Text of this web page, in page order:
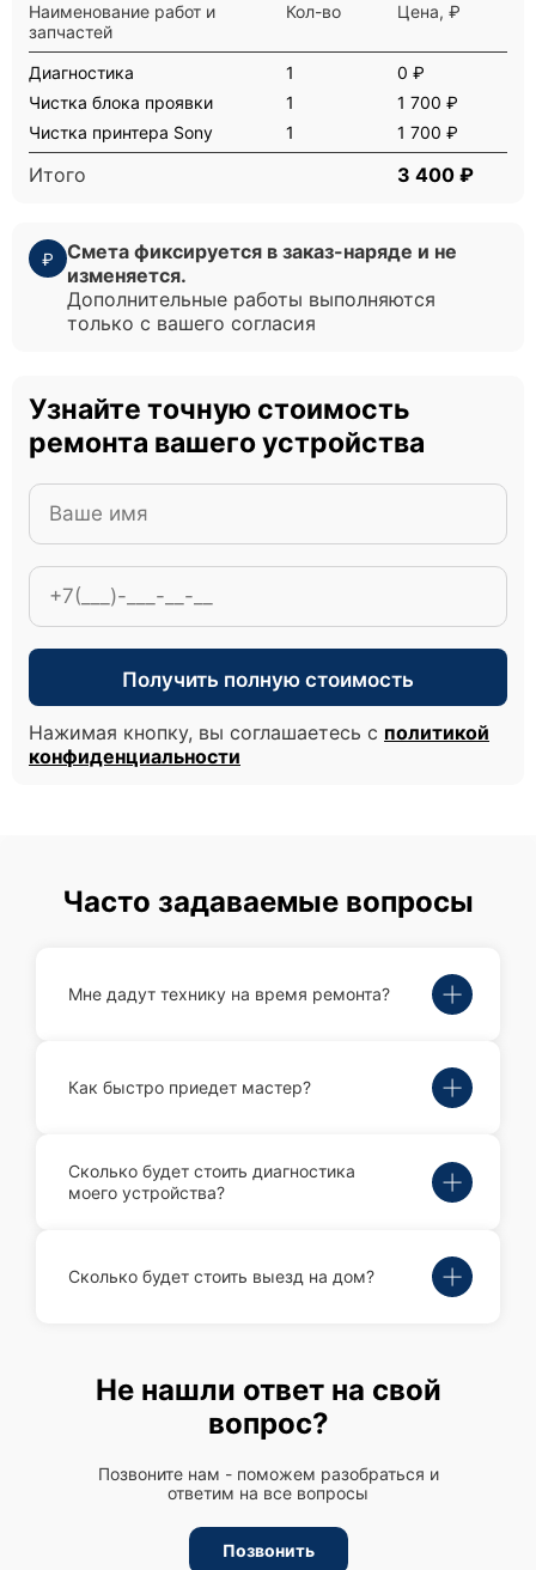
Наименование работ и
запчастей
Кол-во Цена, ₽
Диагностика 1
0 ₽
Чистка блока проявки
1
1 700 ₽
Чистка принтера Sony
1 1 700 ₽
Итого 3 400 ₽
₽
Смета фиксируется в заказ-наряде и не
изменяется.
Дополнительные работы выполняются
только с вашего согласия
Узнайте точную стоимость
ремонта вашего устройства
Получить полную стоимость
Нажимая кнопку, вы соглашаетесь с политикой
конфиденциальности
Часто задаваемые вопросы
Мне дадут технику на время ремонта?
Как быстро приедет мастер?
Сколько будет стоить диагностика
моего устройства?
Сколько будет стоить выезд на дом?
Не нашли ответ на свой
вопрос?
Позвоните нам - поможем разобраться и
ответим на все вопросы
Позвонить